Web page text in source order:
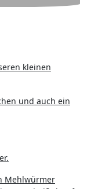
und auch ein
Mehlwürmer